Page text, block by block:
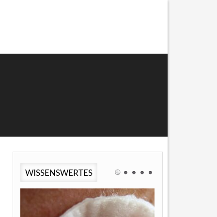
WISSENSWERTES